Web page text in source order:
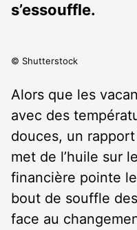
s’essouffle.
© Shutterstock
Alors que les
avec des
douces, un
met de l’huile sur
financière pointe
bout de souffle
face au